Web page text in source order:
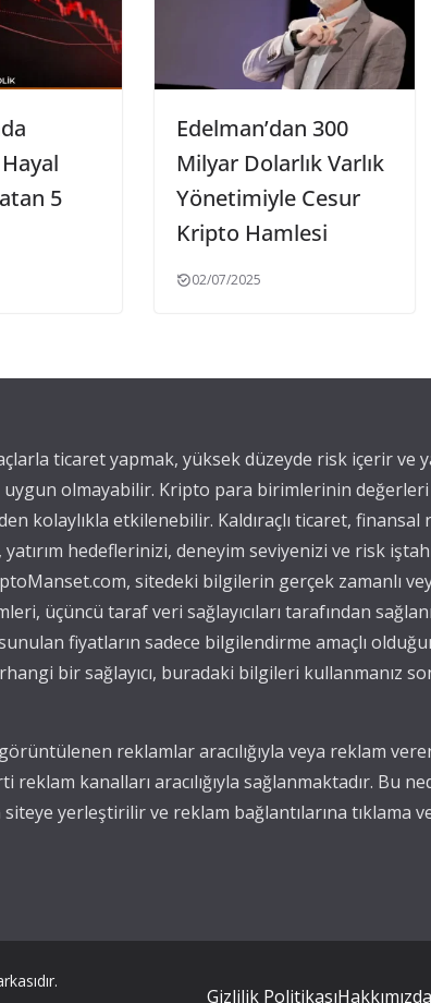
Hayal
5
Edelman’dan 300
Milyar Dolarlık Varlık
Yönetimiyle Cesur
Kripto Hamlesi
02/07/2025
ticaret yapmak, yüksek düzeyde risk içerir ve
uygun olmayabilir. Kripto para birimlerinin
kolaylıkla etkilenebilir. Kaldıraçlı ticaret,
hedeflerinizi, deneyim seviyenizi ve risk
sitedeki bilgilerin gerçek zamanlı
üçüncü taraf veri sağlayıcıları tarafından
fiyatların sadece bilgilendirme amaçlı
bir sağlayıcı, buradaki bilgileri kullanmanız
reklamlar aracılığıyla veya reklam
kanalları aracılığıyla sağlanmaktadır. Bu
yerleştirilir ve reklam bağlantılarına tıklama
Gizlilik PolitikasıHakkımızda